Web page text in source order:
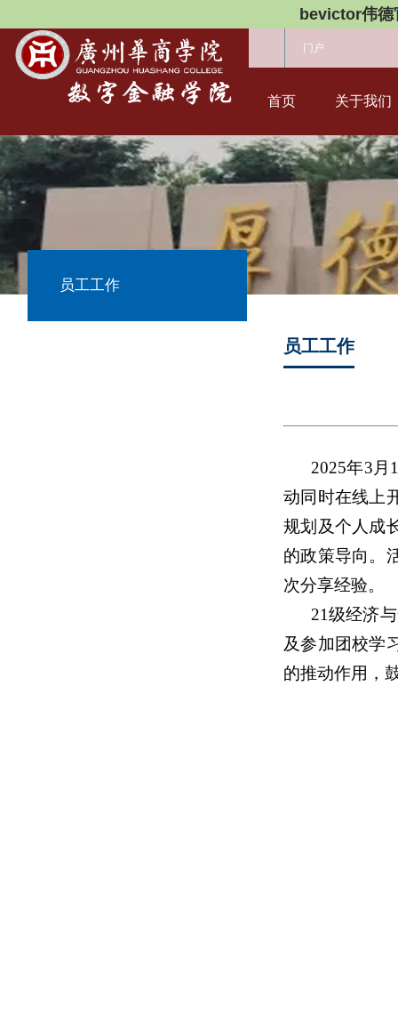
bevictor伟德
门户
首页 关于我们
员工工作
员工工作
2025年3月
动同时在线上
规划及个人成
的政策导向。
次分享经验。
21级经济
及参加团校学
的推动作用，